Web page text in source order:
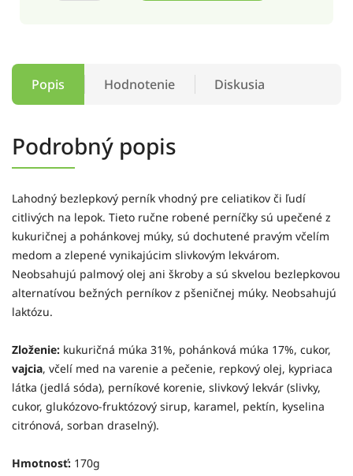
Popis Hodnotenie Diskusia
Podrobný popis
Lahodný bezlepkový perník vhodný pre celiatikov či ľudí
citlivých na lepok. Tieto ručne robené perníčky sú upečené z
kukuričnej a pohánkovej múky, sú dochutené pravým včelím
medom a zlepené vynikajúcim slivkovým lekvárom.
Neobsahujú palmový olej ani škroby a sú skvelou bezlepkovou
alternatívou bežných perníkov z pšeničnej múky. Neobsahujú
laktózu.
Zloženie: kukuričná múka 31%, pohánková múka 17%, cukor,
vajcia, včelí med na varenie a pečenie, repkový olej, kypriaca
látka (jedlá sóda), perníkové korenie, slivkový lekvár (slivky,
cukor, glukózovo-fruktózový sirup, karamel, pektín, kyselina
citrónová, sorban draselný).
Hmotnosť: 170g